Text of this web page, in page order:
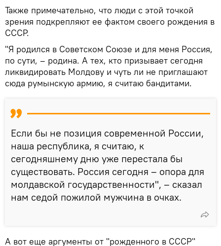
Также примечательно, что люди с этой точкой
зрения подкрепляют ее фактом своего рождения в
СССР.
"Я родился в Советском Союзе и для меня Россия,
по сути, – родина. А тех, кто призывает сегодня
ликвидировать Молдову и чуть ли не приглашают
сюда румынскую армию, я считаю бандитами.
Если бы не позиция современной России,
наша республика, я считаю, к
сегодняшнему дню уже перестала бы
существовать. Россия сегодня – опора для
молдавской государственности", – сказал
нам седой пожилой мужчина в очках.
А вот еще аргументы от "рожденного в СССР"